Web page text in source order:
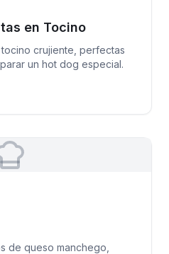
en Tocino
crujiente, perfectas
un hot dog especial.
de queso manchego,